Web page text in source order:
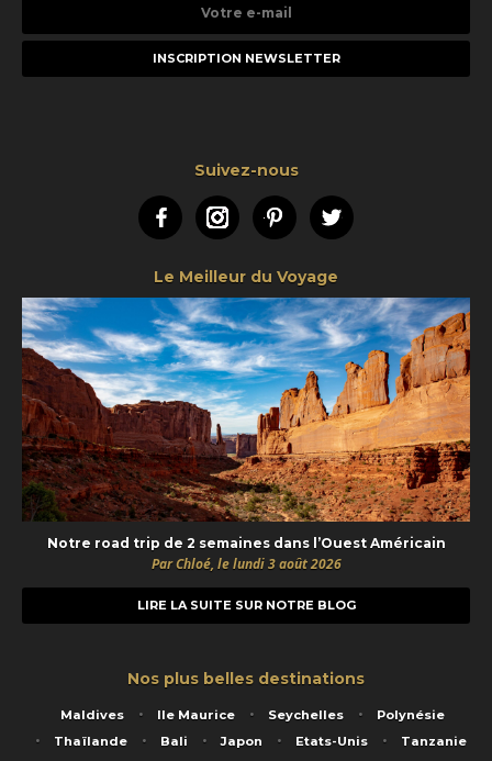
e-
Suivez-nous
FacebookInstagramPinterestTwitter
Le Meilleur du Voyage
Notre road trip de 2 semaines dans l’Ouest Américain
Par Chloé, le lundi 3 août 2026
LIRE LA SUITE SUR NOTRE BLOG
Nos plus belles destinations
Maldives Ile Maurice Seychelles
Polynésie
Thaïlande
Bali Japon Etats-Unis
Tanzanie